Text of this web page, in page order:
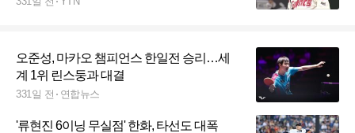
오준성, 마카오 챔피언스 한일전 승리…세
계 1위 린스둥과 대결
331일 전 연합뉴스
'류현진 6이닝 무실점' 한화, 타선도 대폭